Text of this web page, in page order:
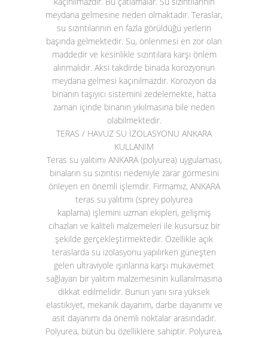
meydana gelmesine neden olmaktadır. Teraslar,
su sızıntılarının en fazla görüldüğü yerlerin
başında gelmektedir. Su, önlenmesi en zor olan
maddedir ve kesinlikle sızıntılara karşı önlem
alınmalıdır. Aksi takdirde binada korozyonun
meydana gelmesi kaçınılmazdır. Korozyon da
binanın taşıyıcı sistemini zedelemekte, hatta
zaman içinde binanın yıkılmasına bile neden
olabilmektedir.
TERAS / HAVUZ SU İZOLASYONU ANKARA
KULLANIM
Teras su yalıtımı ANKARA (polyurea)uygulaması,
binaların su sızıntısı nedeniyle zarar görmesini
önleyen en önemli işlemdir. Firmamız, ANKARA
teras su yalıtımı (sprey polyurea
kaplama)işlemini uzman ekipleri, gelişmiş
cihazları ve kaliteli malzemeleri ile kusursuz bir
şekilde gerçekleştirmektedir. Özellikle açık
teraslarda su izolasyonu yapılırken güneşten
gelen ultraviyole ışınlarına karşı mukavemet
sağlayan bir yalıtım malzemesinin kullanılmasına
dikkat edilmelidir. Bunun yanı sıra yüksek
elastikiyet, mekanik dayanım, darbe dayanımı ve
asit dayanımı da önemli noktalar arasındadır.
Polyurea, bütün bu özelliklere sahiptir. Polyurea,